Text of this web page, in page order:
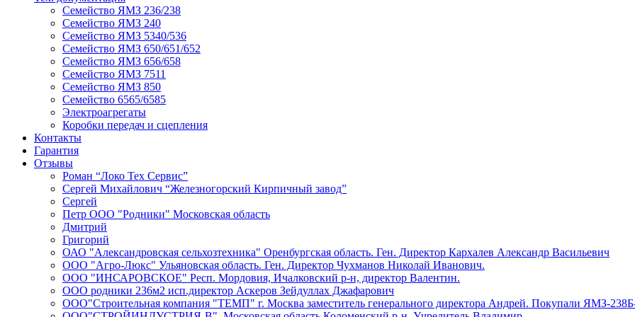
Семейство ЯМЗ 236/238
Семейство ЯМЗ 240
Семейство ЯМЗ 5340/536
Семейство ЯМЗ 650/651/652
Семейство ЯМЗ 656/658
Семейство ЯМЗ 7511
Семейство ЯМЗ 850
Семейство 6565/6585
Электроагрегаты
Коробки передач и сцепления
Контакты
Гарантия
Отзывы
Роман “Локо Тех Сервис”
Сергей Михайлович “Железногорский Кирпичный завод”
Сергей
Петр ООО "Родники" Московская область
Дмитрий
Григорий
ОАО "Александровская сельхозтехника" Оренбургская область. Ген. Директор Кархалев Александр Васильевич
ООО "Агро-Люкс" Ульяновская область. Ген. Директор Чухманов Николай Иванович.
ООО "ИНСАРОВСКОЕ" Респ. Мордовия, Ичалковский р-н, директор Валентин.
ООО родники 236м2 исп.директор Аскеров Зейдуллах Джафарович
ООО"Строительная компания "ТЕМП" г. Москва заместитель генерального директора Андрей. Покупали ЯМЗ-